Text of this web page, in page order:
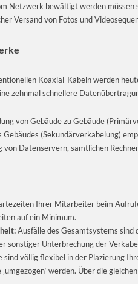
Netzwerk bewältigt werden
Versand von Fotos und
Koaxial-Kabeln werden
zehnmal schnellere
von Gebäude zu Gebäude
Gebäudes (Sekundärverkabelung)
von Datenservern, sämtlichen
Ihrer Mitarbeiter beim
auf ein Minimum.
Ausfälle des Gesamtsystems sind
sonstiger Unterbrechung der
sind völlig flexibel in der Plazierung
‚umgezogen‘ werden. Über die